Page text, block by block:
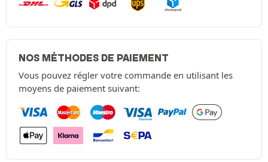
NOS MÉTHODES DE PAIEMENT
Vous pouvez régler votre commande en utilisant les
moyens de paiement suivant: